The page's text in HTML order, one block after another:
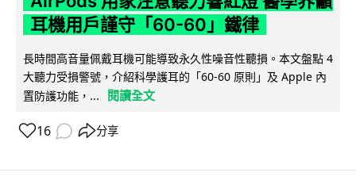
耳機用戶謹守「60-60」鐵律
長時間高音量佩戴耳機可能導致永久性噪音性聽損。本文盤點 4
大聽力受損警號，介紹科學護耳的「60-60 原則」及 Apple 內
置防護功能，...
閱讀全文
16 分享